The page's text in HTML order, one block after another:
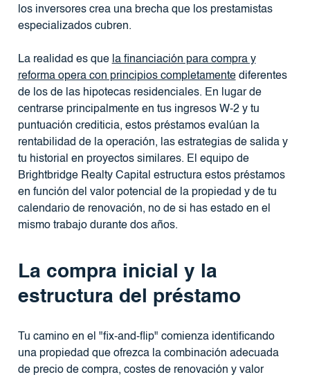
los inversores crea una brecha que los prestamistas
especializados cubren.
La realidad es que la financiación para compra y
reforma opera con principios completamentediferentes
de los de las hipotecas residenciales. En lugar de
centrarse principalmente en tus ingresos W-2 y tu
puntuación crediticia, estos préstamos evalúan la
rentabilidad de la operación, las estrategias de salida y
tu historial en proyectos similares. El equipo de
Brightbridge Realty Capital estructura estos préstamos
en función del valor potencial de la propiedad y de tu
calendario de renovación, no de si has estado en el
mismo trabajo durante dos años.
La compra inicial y la
estructura del préstamo
Tu camino en el "fix-and-flip" comienza identificando
una propiedad que ofrezca la combinación adecuada
de precio de compra, costes de renovación y valor